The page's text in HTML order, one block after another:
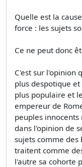
Quelle est la
force : les sujets
Ce ne peut donc
C'est sur l'opinion
plus despotique
plus populaire et
empereur de
peuples
dans l'opinion de
sujets comme
traitent comme
l'autre sa cohorte